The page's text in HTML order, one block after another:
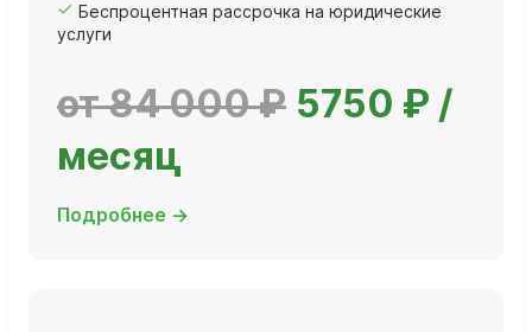
Беспроцентная рассрочка на юридические
услуги
от 84 000 ₽ 5750 ₽ /
месяц
Подробнее →